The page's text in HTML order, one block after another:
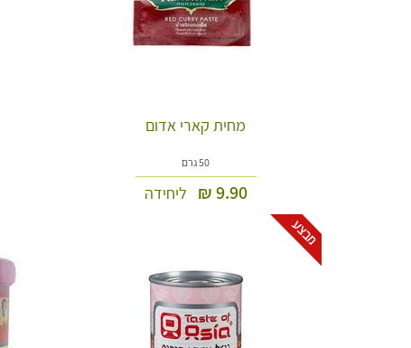
מחית קארי אדום
50 גרם
9.90
₪ ליחידה